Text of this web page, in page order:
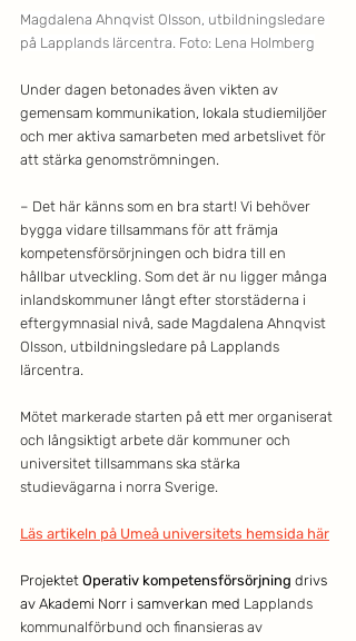
Magdalena Ahnqvist Olsson, utbildningsledare
på Lapplands lärcentra. Foto: Lena Holmberg
Under dagen betonades även vikten av
gemensam kommunikation, lokala studiemiljöer
och mer aktiva samarbeten med arbetslivet för
att stärka genomströmningen.
– Det här känns som en bra start! Vi behöver
bygga vidare tillsammans för att främja
kompetensförsörjningen och bidra till en
hållbar utveckling. Som det är nu ligger många
inlandskommuner långt efter storstäderna i
eftergymnasial nivå, sade Magdalena Ahnqvist
Olsson, utbildningsledare på Lapplands
lärcentra.
Mötet markerade starten på ett mer organiserat
och långsiktigt arbete där kommuner och
universitet tillsammans ska stärka
studievägarna i norra Sverige.
Läs artikeln på Umeå universitets hemsida här
Projektet Operativ kompetensförsörjning drivs
av Akademi Norr i samverkan med Lapplands
kommunalförbund och finansieras av